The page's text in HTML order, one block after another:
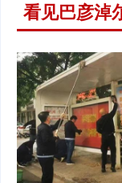
看见巴彦淖